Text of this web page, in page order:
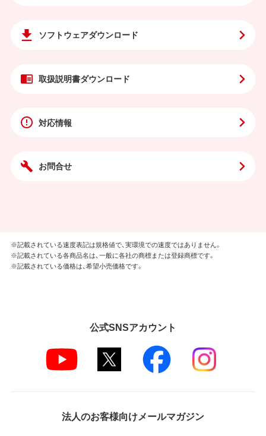
ソフトウェアダウンロード
取扱説明書ダウンロード
対応情報
お問合せ
※記載されている速度表記は規格値で、実環境での速度ではありません。
※記載されている各商品名は、一般に各社の商標または登録商標です。
※記載されている価格は、希望小売価格です。
公式SNSアカウント
法人のお客様向けメールマガジン